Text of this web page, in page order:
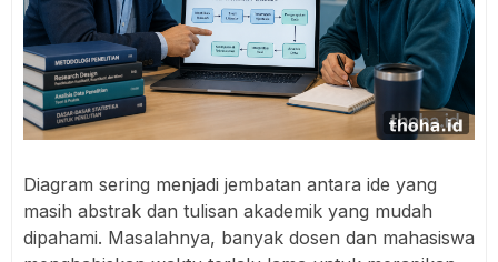
Diagram sering menjadi jembatan antara ide yang
masih abstrak dan tulisan akademik yang mudah
dipahami. Masalahnya, banyak dosen dan mahasiswa